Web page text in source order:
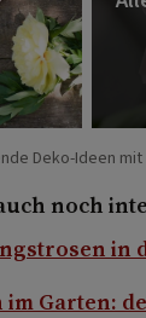
Deko-Ideen
noch
in
Garten: